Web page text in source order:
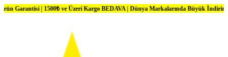
1500₺ ve Üzeri Kargo BEDAVA | Dünya Markalarında Büyük İndirimler